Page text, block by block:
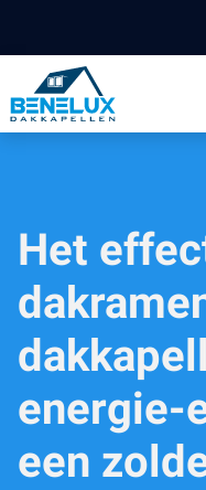
Het
energie-
een